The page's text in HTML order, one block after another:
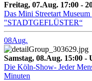
Freitag, 07.Aug. 17:00 -
Das Mini Streetart
"STADTGEFLÜSTER“
08Aug.
Samstag, 08.Aug. 15:00 -
Die Köln-Show- Jeder
Minuten